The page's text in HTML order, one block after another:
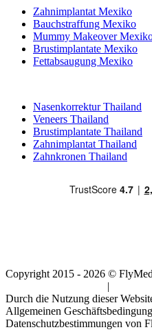
Zahnimplantat Mexiko
Bauchstraffung Mexiko
Mummy Makeover
Brustimplantate Mexiko
Fettabsaugung Mexiko
Nasenkorrektur Thailand
Veneers Thailand
Brustimplantate Thailand
Zahnimplantat Thailand
Zahnkronen Thailand
Copyright 2015 - 2026 ©
|
Durch die Nutzung dieser
Allgemeinen
Datenschutzbestimmungen von